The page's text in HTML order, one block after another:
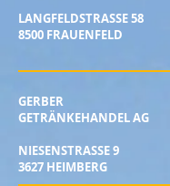
LANGFELDSTRASSE 58
8500 FRAUENFELD
GERBER
GETRÄNKEHANDEL AG
NIESENSTRASSE 9
3627 HEIMBERG